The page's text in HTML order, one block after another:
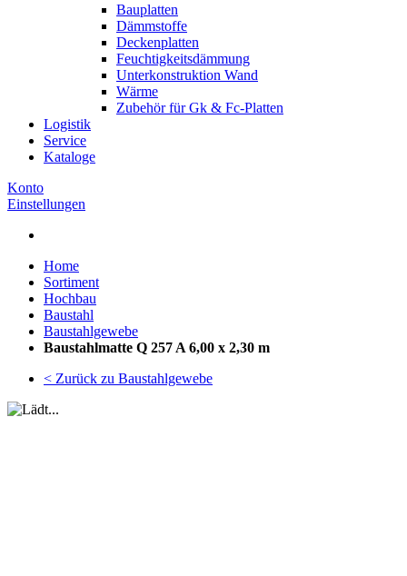
Bauplatten
Dämmstoffe
Deckenplatten
Feuchtigkeitsdämmung
Unterkonstruktion Wand
Wärme
Zubehör für Gk & Fc-Platten
Logistik
Service
Kataloge
Konto
Einstellungen
Home
Sortiment
Hochbau
Baustahl
Baustahlgewebe
Baustahlmatte Q 257 A 6,00 x 2,30 m
< Zurück zu Baustahlgewebe